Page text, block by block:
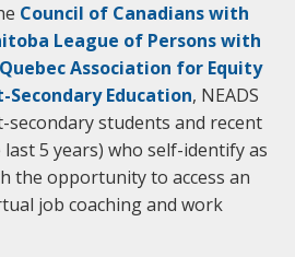
Council of Canadians with
League of Persons with
Quebec Association for Equity
Secondary Education, NEADS
students and recent
5 years) who self-identify as
the opportunity to access an
job coaching and work